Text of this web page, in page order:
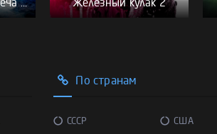
Неожиданная встреча 2: Потеряный рай Железный кулак 2
По странам
СССР США